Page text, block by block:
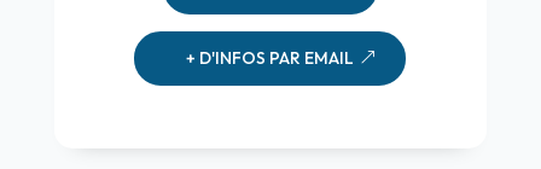
+ D'INFOS PAR EMAIL